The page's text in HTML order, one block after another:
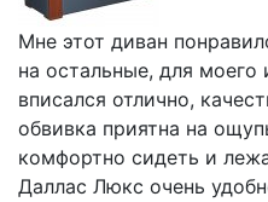
Мне этот диван
на остальные, для моего
вписался отлично,
обвивка приятна на
комфортно сидеть и
Даллас Люкс очень